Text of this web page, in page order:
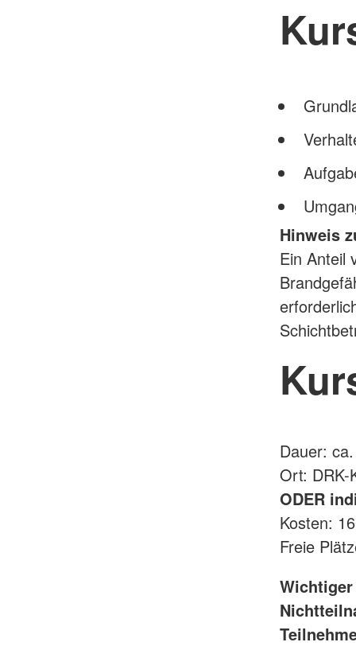
Hinweis
Ein Anteil
Dauer:
Ort: DRK-
ODER
Kosten:
Freie